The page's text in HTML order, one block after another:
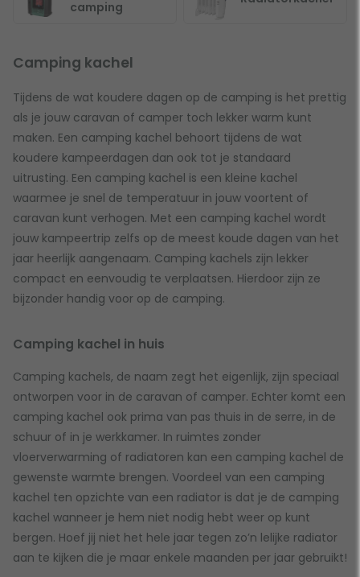
camping
Camping kachel
Tijdens de wat koudere dagen op de camping is het prettig
als je jouw caravan of camper toch lekker warm kunt
maken. Een camping kachel behoort tijdens de wat
koudere kampeerdagen dan ook tot je standaard
uitrusting. Een camping kachel is een kleine kachel
waarmee je snel de temperatuur in jouw voortent of
caravan kunt verhogen. Met een camping kachel wordt
jouw kampeertrip zelfs op de meest koude dagen van het
jaar heerlijk aangenaam. Camping kachels zijn lekker
compact en eenvoudig te verplaatsen. Hierdoor zijn ze
bijzonder handig voor op de camping.
Camping kachel in huis
Camping kachels, de naam zegt het eigenlijk, zijn speciaal
ontworpen voor in de caravan of camper. Echter komt een
camping kachel ook prima van pas thuis in de serre, in de
schuur of in je werkkamer. In ruimtes zonder
vloerverwarming of radiatoren kan een camping kachel de
gewenste warmte brengen. Voordeel van een camping
kachel ten opzichte van een radiator is dat je de camping
kachel wanneer je hem niet nodig hebt weer op kunt
bergen. Hoef jij niet het hele jaar tegen zo’n lelijke radiator
aan te kijken die je maar enkele maanden per jaar gebruikt!